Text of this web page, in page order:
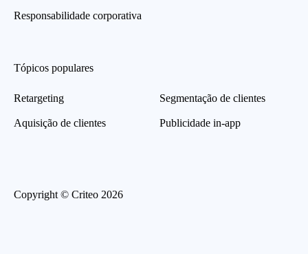
Responsabilidade corporativa
Tópicos populares
Retargeting
Aquisição de clientes
Segmentação de clientes
Publicidade in-app
Copyright © Criteo 2026